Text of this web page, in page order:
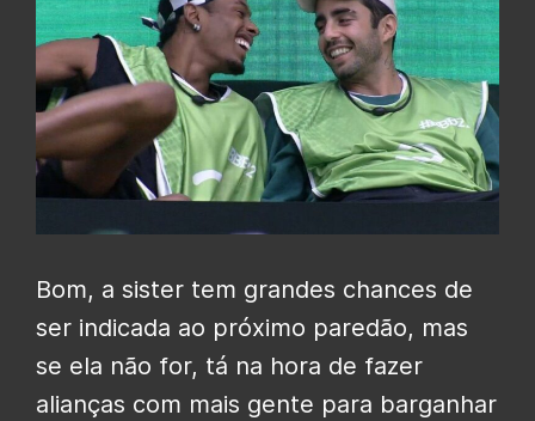
Bom, a sister tem grandes chances de
ser indicada ao próximo paredão, mas
se ela não for, tá na hora de fazer
alianças com mais gente para barganhar